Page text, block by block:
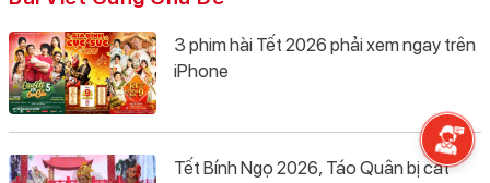
3 phim hài Tết 2026 phải xem ngay trên
iPhone
Tết Bính Ngọ 2026, Táo Quân bị cắt